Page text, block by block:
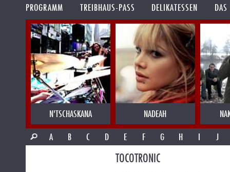
PROGRAMM TREIBHAUS-PASS DELIKATESSEN
N'TSCHASKANA NADEAH
A
B C D E F G H I J
TOCOTRONIC